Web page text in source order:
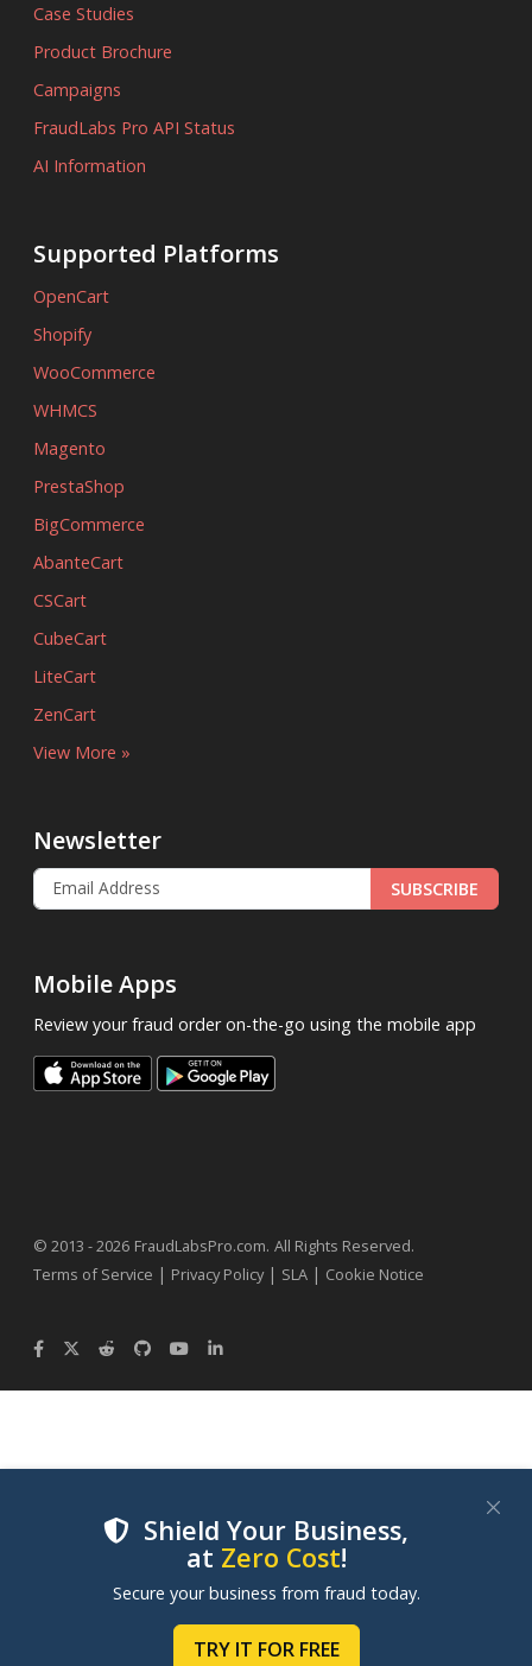
Shield Your Business,
at Zero Cost!
Secure your business from fraud today.
TRY IT FOR FREE
Case Studies
Product Brochure
Campaigns
FraudLabs Pro API Status
AI Information
Supported Platforms
OpenCart
Shopify
WooCommerce
WHMCS
Magento
PrestaShop
BigCommerce
AbanteCart
CSCart
CubeCart
LiteCart
ZenCart
View More »
Newsletter
SUBSCRIBE
Mobile Apps
Review your fraud order on-the-go using the mobile app
© 2013 - 2026 FraudLabsPro.com. All Rights Reserved.
Terms of Service | Privacy Policy| SLA | Cookie Notice
We use cookies to improve your experience on our
websites. By clicking "Accept Cookies", you consent to
our use of cookies. Learn more in ourCookie Policy